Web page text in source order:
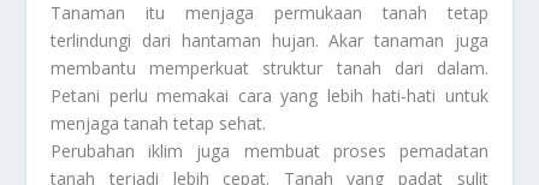
Tanaman itu menjaga permukaan tanah tetap
terlindungi dari hantaman hujan. Akar tanaman juga
membantu memperkuat struktur tanah dari dalam.
Petani perlu memakai cara yang lebih hati-hati untuk
menjaga tanah tetap sehat.
Perubahan iklim juga membuat proses pemadatan
tanah terjadi lebih cepat. Tanah yang padat sulit